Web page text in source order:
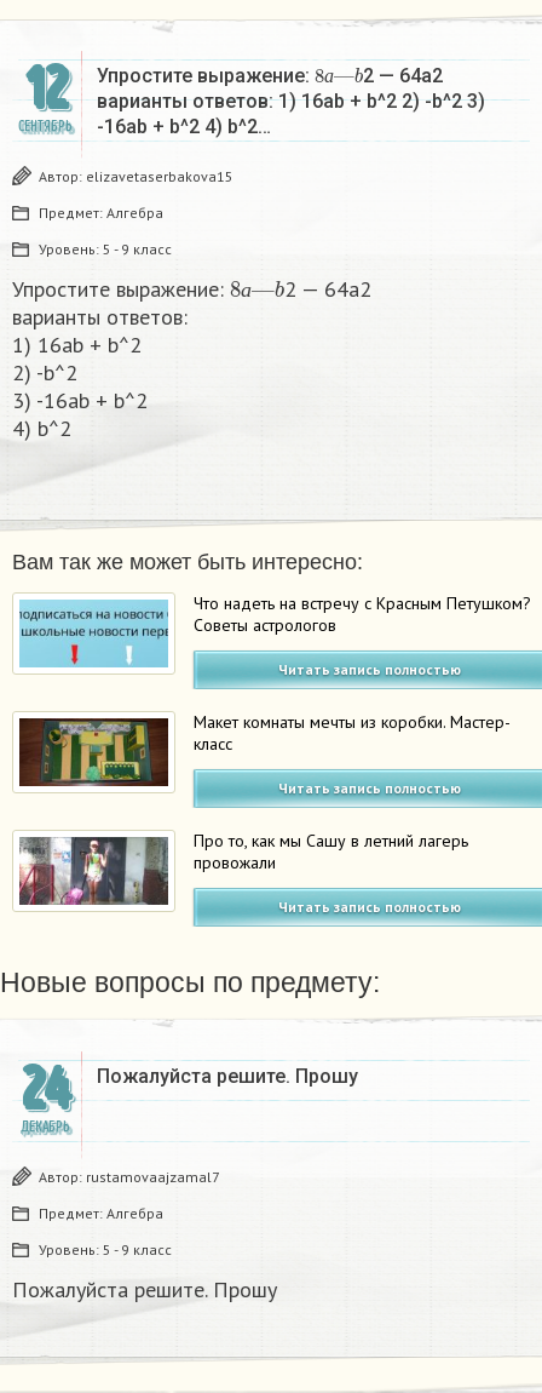
12
СЕНТЯБРЬ
Упростите выражение: а
8а —
b
2 — 64a2
варианты ответов: 1) 16ab + b^2 2) -b^2 3)
-16ab + b^2 4) b^2…
Автор: elizavetaserbakova15
Предмет: Алгебра
Уровень: 5 - 9 класс
Упростите выражение: а
8 b2 — 64a2
варианты ответов:
1) 16ab + b^2
2) -b^2
3) -16ab + b^2
4) b^2
Вам так же может быть интересно:
Что надеть на встречу с Красным Петушком?
Советы астрологов
Читать запись полностью
Макет комнаты мечты из коробки. Мастер-
класс
Читать запись полностью
Про то, как мы Сашу в летний лагерь
провожали
Читать запись полностью
Новые вопросы по предмету:
24
ДЕКАБРЬ
Пожалуйста решите. Прошу
Автор: rustamovaajzamal7
Предмет: Алгебра
Уровень: 5 - 9 класс
Пожалуйста решите. Прошу